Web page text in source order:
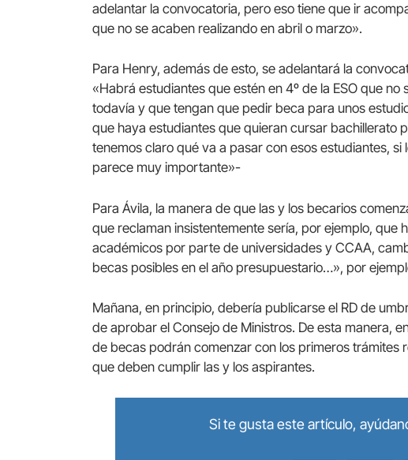
adelantar la convocatoria, pero eso tiene que ir
que no se acaben realizando en abril o marzo».
Para Henry, además de esto, se adelantará la
«Habrá estudiantes que estén en 4º de la ESO que
todavía y que tengan que pedir beca para unos
que haya estudiantes que quieran cursar bachillerato
tenemos claro qué va a pasar con esos estudiantes,
parece muy importante»-
Para Ávila, la manera de que las y los becarios
que reclaman insistentemente sería, por ejemplo, que
académicos por parte de universidades y CCAA,
becas posibles en el año presupuestario…», por
Mañana, en principio, debería publicarse el RD de
de aprobar el Consejo de Ministros. De esta manera,
de becas podrán comenzar con los primeros trámites
que deben cumplir las y los aspirantes.
Si te gusta este artículo,